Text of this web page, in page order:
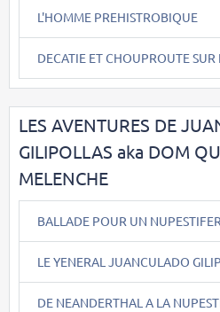
L'HOMME PREHISTROBIQUE
DECATIE ET CHOUPROUTE SUR
LES AVENTURES DE
GILIPOLLAS aka DOM
MELENCHE
BALLADE POUR UN
LE YENERAL JUANCULADO
DE NEANDERTHAL A LA